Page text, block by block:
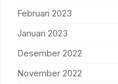
Februari 2023
Januari 2023
Desember 2022
November 2022